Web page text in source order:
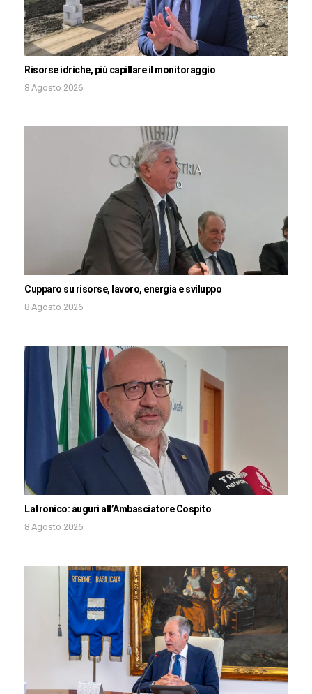
Risorse idriche, più capillare il monitoraggio
8 Agosto 2026
Cupparo su risorse, lavoro, energia e sviluppo
8 Agosto 2026
Latronico: auguri all’Ambasciatore Cospito
8 Agosto 2026